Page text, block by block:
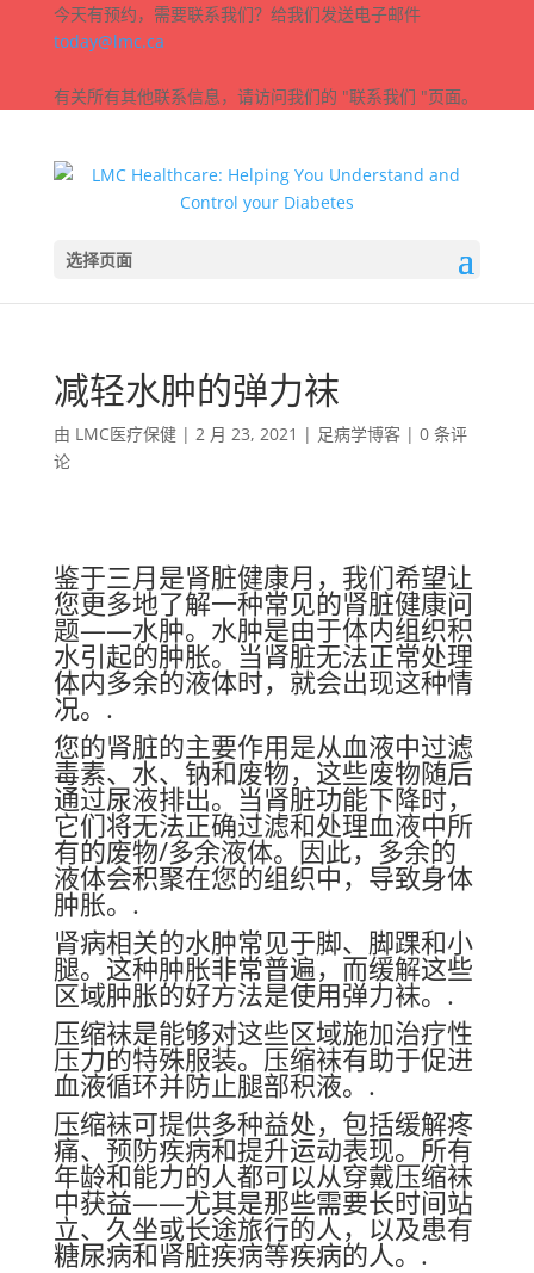
今天有预约，需要联系我们？给我们发送电子邮件
today@lmc.ca
有关所有其他联系信息，请访问我们的 "联系我们 "页面。
选择页面
减轻水肿的弹力袜
由 LMC医疗保健| 2 月 23, 2021 | 足病学博客| 0 条评
论
鉴于三月是肾脏健康月，我们希望让
您更多地了解一种常见的肾脏健康问
题——水肿。水肿是由于体内组织积
水引起的肿胀。当肾脏无法正常处理
体内多余的液体时，就会出现这种情
况。.
您的肾脏的主要作用是从血液中过滤
毒素、水、钠和废物，这些废物随后
通过尿液排出。当肾脏功能下降时，
它们将无法正确过滤和处理血液中所
有的废物/多余液体。因此，多余的
液体会积聚在您的组织中，导致身体
肿胀。.
肾病相关的水肿常见于脚、脚踝和小
腿。这种肿胀非常普遍，而缓解这些
区域肿胀的好方法是使用弹力袜。.
压缩袜是能够对这些区域施加治疗性
压力的特殊服装。压缩袜有助于促进
血液循环并防止腿部积液。.
压缩袜可提供多种益处，包括缓解疼
痛、预防疾病和提升运动表现。所有
年龄和能力的人都可以从穿戴压缩袜
中获益——尤其是那些需要长时间站
立、久坐或长途旅行的人，以及患有
糖尿病和肾脏疾病等疾病的人。.